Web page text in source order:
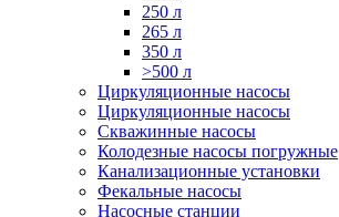
250 л
265 л
350 л
>500 л
Циркуляционные насосы
Циркуляционные насосы
Скважинные насосы
Колодезные насосы погружные
Канализационные установки
Фекальные насосы
Насосные станции